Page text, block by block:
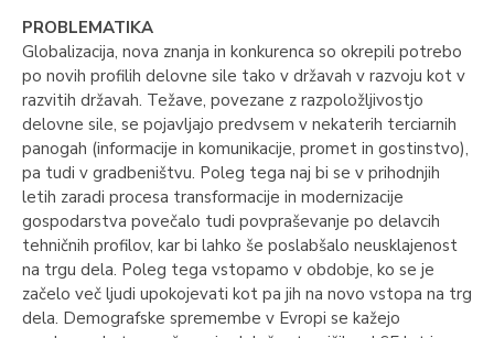
PROBLEMATIKA
Globalizacija, nova znanja in konkurenca so okrepili potrebo
po novih profilih delovne sile tako v državah v razvoju kot v
razvitih državah. Težave, povezane z razpoložljivostjo
delovne sile, se pojavljajo predvsem v nekaterih terciarnih
panogah (informacije in komunikacije, promet in gostinstvo),
pa tudi v gradbeništvu. Poleg tega naj bi se v prihodnjih
letih zaradi procesa transformacije in modernizacije
gospodarstva povečalo tudi povpraševanje po delavcih
tehničnih profilov, kar bi lahko še poslabšalo neusklajenost
na trgu dela. Poleg tega vstopamo v obdobje, ko se je
začelo več ljudi upokojevati kot pa jih na novo vstopa na trg
dela. Demografske spremembe v Evropi se kažejo